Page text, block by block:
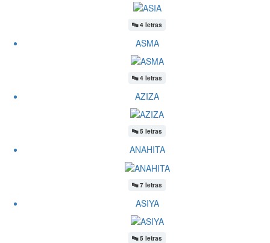
🔤4 letras
ASMA
🔤4 letras
AZIZA
🔤5 letras
ANAHITA
🔤7 letras
ASIYA
🔤5 letras